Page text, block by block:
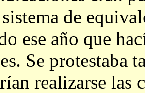
de
ese año que
Se protestaba
realizarse las